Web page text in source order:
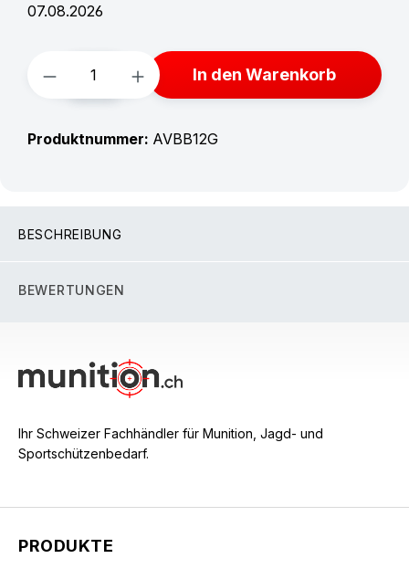
07.08.2026
Produkt Anzahl: Gib den
In den Warenkorb
Produktnummer: AVBB12G
BESCHREIBUNG
BEWERTUNGEN
Ihr Schweizer Fachhändler für Munition, Jagd- und
Sportschützenbedarf.
PRODUKTE